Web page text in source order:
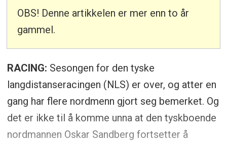
OBS! Denne artikkelen er mer enn to år
gammel.
RACING: Sesongen for den tyske
langdistanseracingen (NLS) er over, og atter en
gang har flere nordmenn gjort seg bemerket. Og
det er ikke til å komme unna at den tyskboende
nordmannen Oskar Sandberg fortsetter å